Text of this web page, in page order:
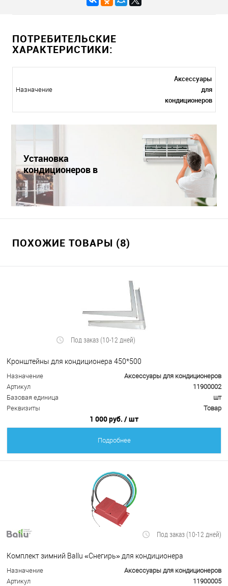
ПОТРЕБИТЕЛЬСКИЕ
ХАРАКТЕРИСТИКИ:
Назначение
Аксессуары
для
кондиционеров
Установка
кондиционеров в
Краснодаре
ПОХОЖИЕ ТОВАРЫ (8)
Под заказ (10-12 дней)
Кронштейны для кондиционера 450*500
Назначение
Аксессуары для кондиционеров
Артикул
11900002
Базовая единица
шт
Реквизиты
Товар
1 000 руб. / шт
Подробнее
Под заказ (10-12 дней)
Комплект зимний Ballu «Снегирь» для кондиционера
Назначение
Аксессуары для кондиционеров
Артикул
11900005